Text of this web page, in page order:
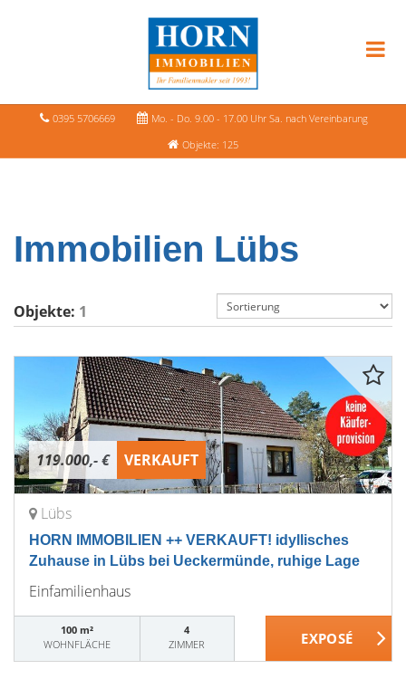
0395 5706669
Mo. - Do. 9.00 - 17.00 Uhr Sa. nach Vereinbarung
Objekte: 125
Immobilien Lübs
Objekte: 1
119.000,- € VERKAUFT
Lübs
HORN IMMOBILIEN ++ VERKAUFT! idyllisches
Zuhause in Lübs bei Ueckermünde, ruhige Lage
Einfamilienhaus
100 m²
WOHNFLÄCHE
4
ZIMMER